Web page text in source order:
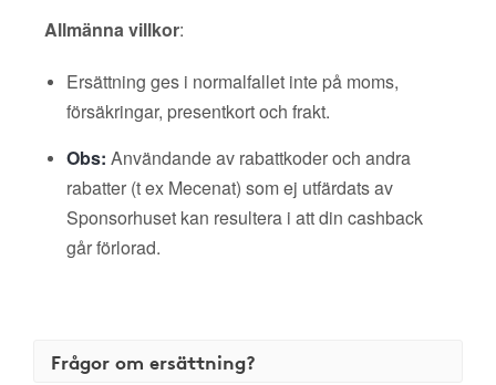
Allmänna villkor:
Ersättning ges i normalfallet inte på moms,
försäkringar, presentkort och frakt.
Obs: Användande av rabattkoder och andra
rabatter (t ex Mecenat) som ej utfärdats av
Sponsorhuset kan resultera i att din cashback
går förlorad.
Frågor om ersättning?